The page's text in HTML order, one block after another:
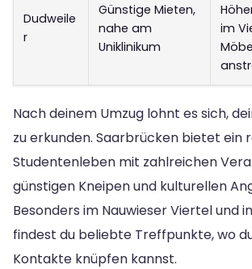
Dudweile
r
Günstige Mieten,
nahe am
Uniklinikum
im
Nach deinem Umzug lohnt es sich,
zu erkunden. Saarbrücken bietet ein
Studentenleben mit zahlreichen
günstigen Kneipen und kulturellen
Besonders im Nauwieser Viertel und
findest du beliebte Treffpunkte, wo
Kontakte knüpfen kannst.